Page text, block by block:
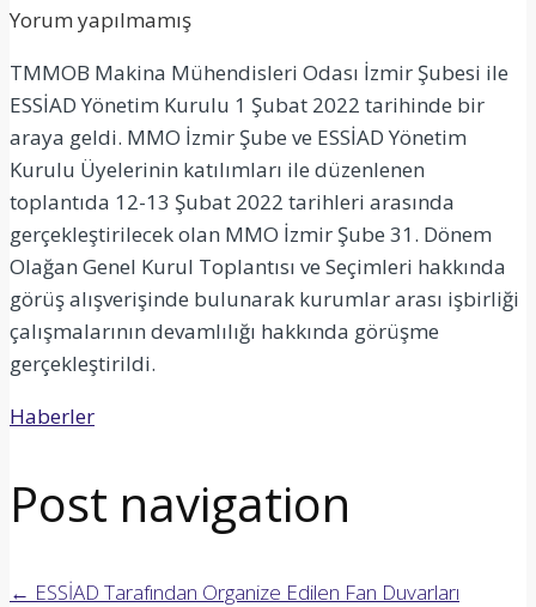
Yorum yapılmamış
TMMOB Makina Mühendisleri Odası İzmir Şubesi ile
ESSİAD Yönetim Kurulu 1 Şubat 2022 tarihinde bir
araya geldi. MMO İzmir Şube ve ESSİAD Yönetim
Kurulu Üyelerinin katılımları ile düzenlenen
toplantıda 12-13 Şubat 2022 tarihleri arasında
gerçekleştirilecek olan MMO İzmir Şube 31. Dönem
Olağan Genel Kurul Toplantısı ve Seçimleri hakkında
görüş alışverişinde bulunarak kurumlar arası işbirliği
çalışmalarının devamlılığı hakkında görüşme
gerçekleştirildi.
Haberler
Post navigation
← ESSİAD Tarafından Organize Edilen Fan Duvarları